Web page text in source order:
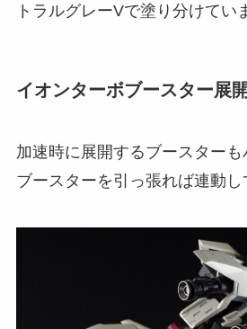
トラルグレーVで塗り分けてい
イオンターボブースター展開
加速時に展開するブースターも
ブースターを引っ張れば連動し